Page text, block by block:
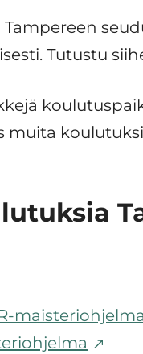
Tutustu
muita
maisteriohjelma